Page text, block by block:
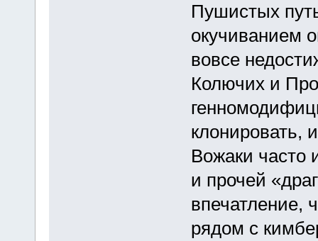
Пушистых
окучиванием
вовсе
Колючих и
клонировать,
Вожаки часто
и прочей
впечатление,
рядом с